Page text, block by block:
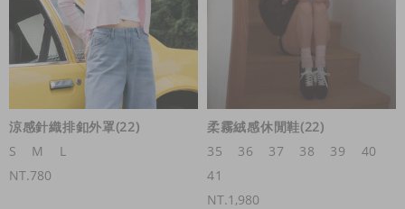
涼感針織排釦外罩(22)
S
M
L
NT.780
柔霧絨感休閒鞋(22)
35
36 37 38 39
40
41
NT.1,980